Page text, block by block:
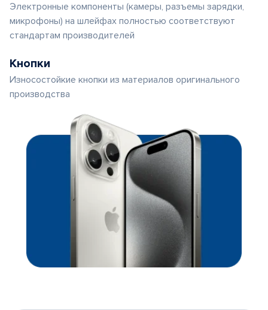
Электронные компоненты (камеры, разъемы зарядки,
микрофоны) на шлейфах полностью соответствуют
стандартам производителей
Кнопки
Износостойкие кнопки из материалов оригинального
производства